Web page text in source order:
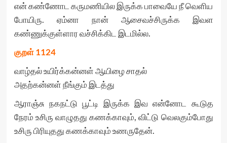
என் கண்ணோட கருமணியில இருக்க பாவையே நீ வெளிய
போயிரு. ஏம்னா நான் ஆசைவச்சிருக்க இவள
கண்ணுக்குள்ளார வச்சிக்கிட இடமில்ல.
குறள்1124
வாழ்தல் உயிர்க்கன்னள் ஆயிழை சாதல்
அதற்கன்னள் நீங்கும் இடத்து
ஆராஞ்சு நகநட்டு பூட்டி இருக்க இவ என்னோட கூடுத
நேரம் உசிரு வாழுதது கணக்காவும், விட்டு வெலகும்போது
உசிரு பிரியுதது கணக்காவும் உணருதேன்.